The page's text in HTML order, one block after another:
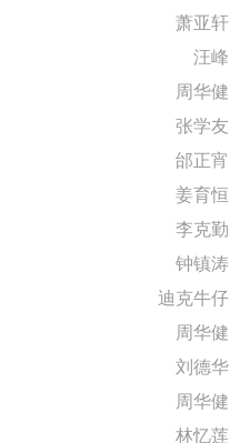
萧亚轩
汪峰
周华健
张学友
邰正宵
姜育恒
李克勤
钟镇涛
迪克牛仔
周华健
刘德华
周华健
林忆莲